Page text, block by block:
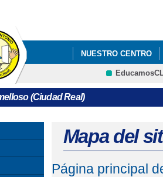
NUESTRO CENTRO
BLOG SALUDABLE
(Ciudad Real)
aquí
Mapa del
Página principal